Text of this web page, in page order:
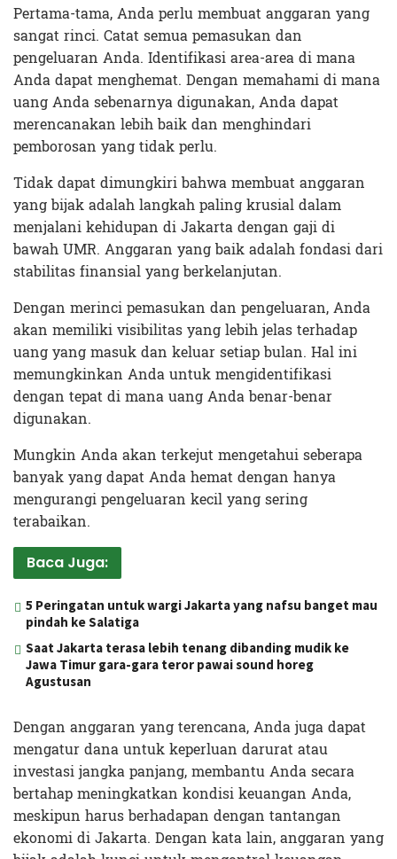
Pertama-tama, Anda perlu membuat anggaran yang
sangat rinci. Catat semua pemasukan dan
pengeluaran Anda. Identifikasi area-area di mana
Anda dapat menghemat. Dengan memahami di mana
uang Anda sebenarnya digunakan, Anda dapat
merencanakan lebih baik dan menghindari
pemborosan yang tidak perlu.
Tidak dapat dimungkiri bahwa membuat anggaran
yang bijak adalah langkah paling krusial dalam
menjalani kehidupan di Jakarta dengan gaji di
bawah UMR. Anggaran yang baik adalah fondasi dari
stabilitas finansial yang berkelanjutan.
Dengan merinci pemasukan dan pengeluaran, Anda
akan memiliki visibilitas yang lebih jelas terhadap
uang yang masuk dan keluar setiap bulan. Hal ini
memungkinkan Anda untuk mengidentifikasi
dengan tepat di mana uang Anda benar-benar
digunakan.
Mungkin Anda akan terkejut mengetahui seberapa
banyak yang dapat Anda hemat dengan hanya
mengurangi pengeluaran kecil yang sering
terabaikan.
Baca Juga:
5 Peringatan untuk wargi Jakarta yang nafsu banget mau
pindah ke Salatiga
Saat Jakarta terasa lebih tenang dibanding mudik ke
Jawa Timur gara-gara teror pawai sound horeg
Agustusan
Dengan anggaran yang terencana, Anda juga dapat
mengatur dana untuk keperluan darurat atau
investasi jangka panjang, membantu Anda secara
bertahap meningkatkan kondisi keuangan Anda,
meskipun harus berhadapan dengan tantangan
ekonomi di Jakarta. Dengan kata lain, anggaran yang